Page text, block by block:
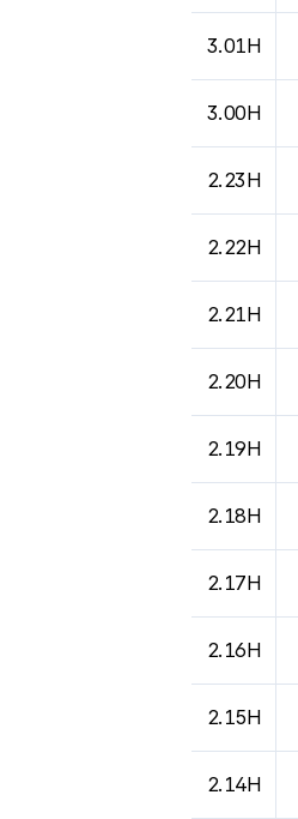
3.01H
3.00H
2.23H
2.22H
2.21H
2.20H
2.19H
2.18H
2.17H
2.16H
2.15H
2.14H